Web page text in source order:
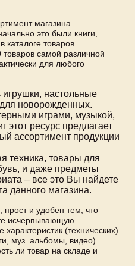
магазина
это были книги,
каталоге товаров
самой различной
для любого
игрушки, настольные
новорожденных.
играми, музыкой,
этот ресурс предлагает
ассортимент продукции
техника, товары для
и даже предметы
– все это Вы найдете
данного магазина.
прост и удобен тем, что
исчерпывающую
(технических)
муз. альбомы, видео).
ли товар на складе и